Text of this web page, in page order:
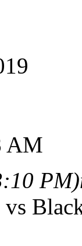
AM
PM)
vs